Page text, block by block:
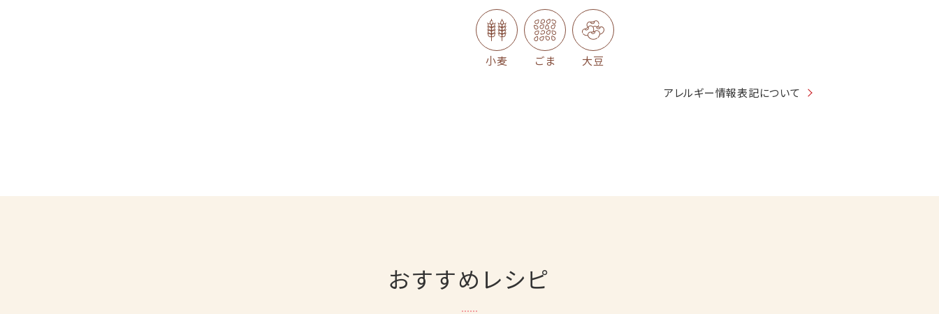
小麦 ごま 大豆
アレルギー情報表記について
おすすめレシピ